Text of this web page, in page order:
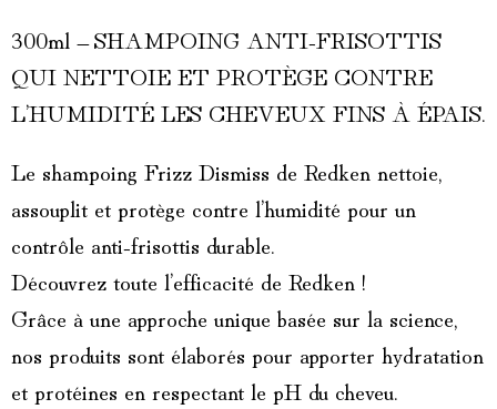
300ml – SHAMPOING ANTI-FRISOTTIS
QUI NETTOIE ET PROTÈGE CONTRE
L’HUMIDITÉ LES CHEVEUX FINS À ÉPAIS.
Le shampoing Frizz Dismiss de Redken nettoie,
assouplit et protège contre l’humidité pour un
contrôle anti-frisottis durable.
Découvrez toute l’efficacité de Redken !
Grâce à une approche unique basée sur la science,
nos produits sont élaborés pour apporter hydratation
et protéines en respectant le pH du cheveu.